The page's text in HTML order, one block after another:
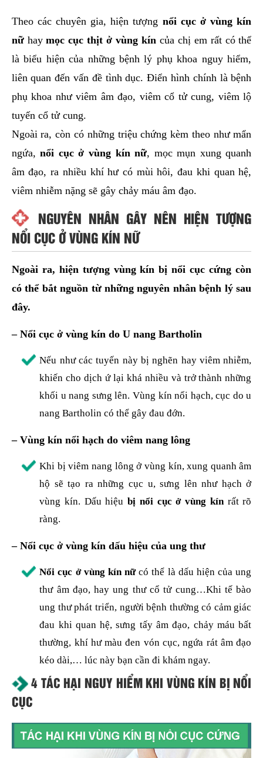
Theo các chuyên gia, hiện tượng nổi cục ở vùng kín
nữhaymọc cục thịt ở vùng kín của chị em rất có thể
là biểu hiện của những bệnh lý phụ khoa nguy hiểm,
liên quan đến vấn đề tình dục. Điển hình chính là bệnh
phụ khoa như viêm âm đạo, viêm cổ tử cung, viêm lộ
tuyến cổ tử cung.
Ngoài ra, còn có những triệu chứng kèm theo như mẩn
ngứa,nổi cục ở vùng kín nữ, mọc mụn xung quanh
âm đạo, ra nhiều khí hư có mùi hôi, đau khi quan hệ,
viêm nhiễm nặng sẽ gây chảy máu âm đạo.
NGUYÊN NHÂN GÂY NÊN HIỆN TƯỢNG
NỔI CỤC Ở VÙNG KÍN NỮ
Ngoài ra, hiện tượng vùng kín bị nổi cục cứng còn
có thể bắt nguồn từ những nguyên nhân bệnh lý sau
đây.
– Nổi cục ở vùng kín do U nang Bartholin
Nếu như các tuyến này bị nghẽn hay viêm nhiễm,
khiến cho dịch ứ lại khá nhiều và trở thành những
khối u nang sưng lên. Vùng kín nổi hạch, cục do u
nang Bartholin có thể gây đau đớn.
– Vùng kín nổi hạch do viêm nang lông
Khi bị viêm nang lông ở vùng kín, xung quanh âm
hộ sẽ tạo ra những cục u, sưng lên như hạch ở
vùng kín. Dấu hiệubị nổi cục ở vùng kínrất rõ
ràng.
– Nổi cục ở vùng kín dấu hiệu của ung thư
Nổi cục ở vùng kín nữcó thể là dấu hiện của ung
thư âm đạo, hay ung thư cổ tử cung…Khi tế bào
ung thư phát triển, người bệnh thường có cảm giác
đau khi quan hệ, sưng tấy âm đạo, chảy máu bất
thường, khí hư màu đen vón cục, ngứa rát âm đạo
kéo dài,… lúc này bạn cần đi khám ngay.
4 TÁC HẠI NGUY HIỂM KHI VÙNG KÍN BỊ NỔI
CỤC